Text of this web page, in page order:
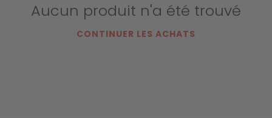
Aucun produit n'a été trouvé
CONTINUER LES ACHATS